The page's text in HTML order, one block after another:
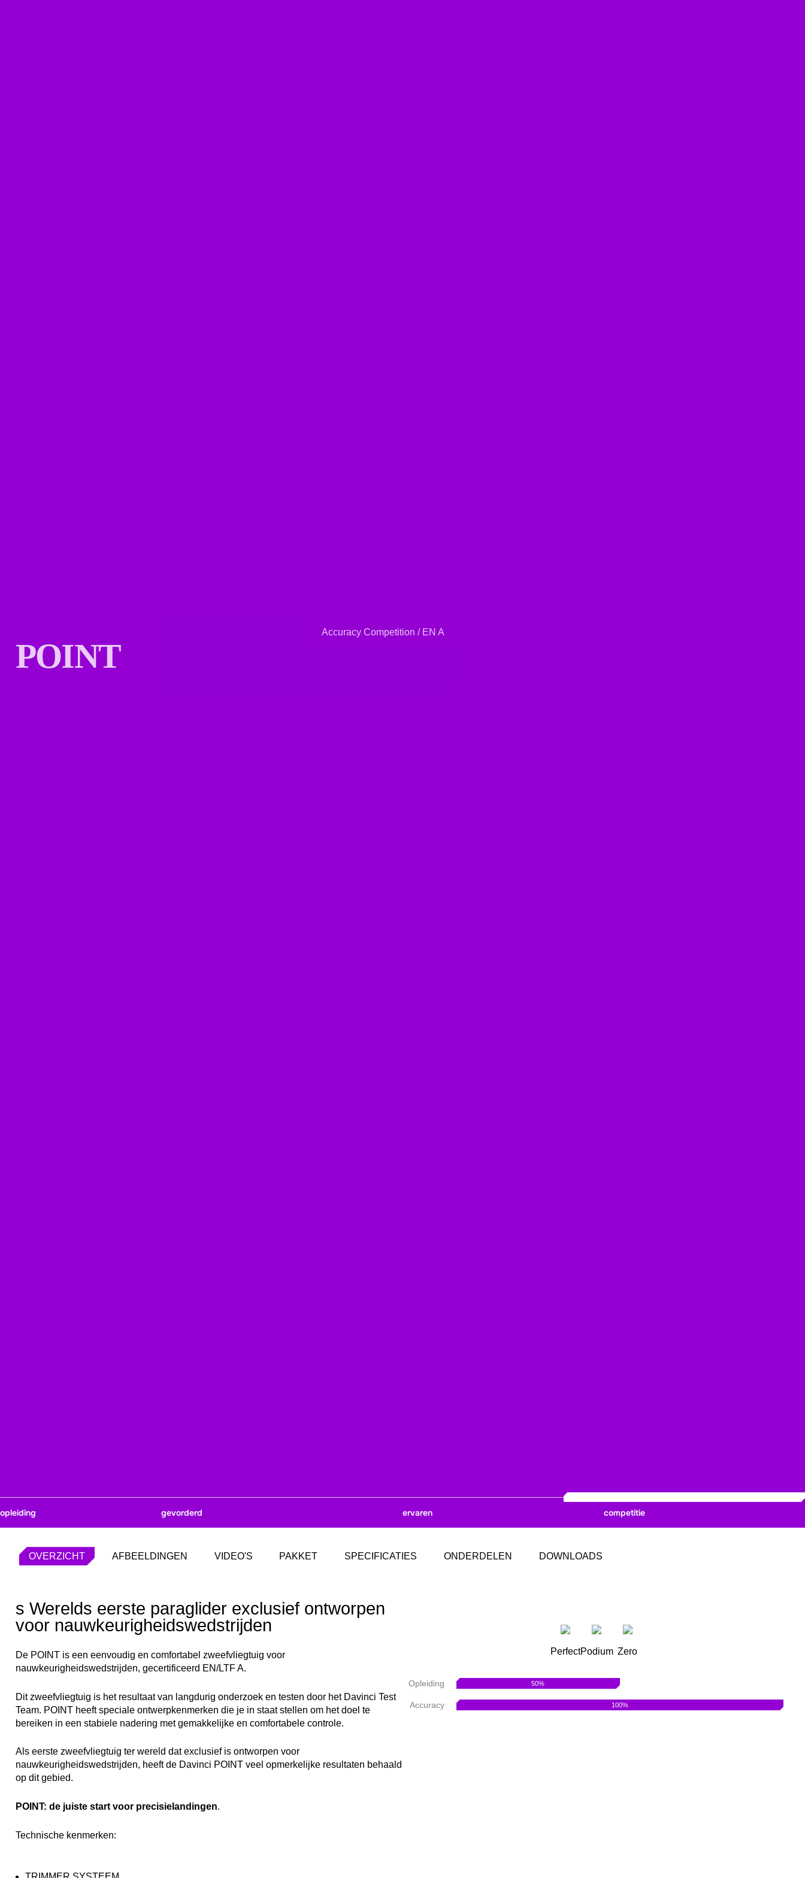
opleiding gevorderd ervaren competitie
Accuracy Competition / EN A
POINT
OVERZICHT AFBEELDINGEN VIDEO'S PAKKET SPECIFICATIES ONDERDELEN DOWNLOADS
s Werelds eerste paraglider exclusief ontworpen
voor nauwkeurigheidswedstrijden
De POINT is een eenvoudig en comfortabel zweefvliegtuig voor
nauwkeurigheidswedstrijden, gecertificeerd EN/LTF A.
Dit zweefvliegtuig is het resultaat van langdurig onderzoek en testen door het Davinci Test
Team. POINT heeft speciale ontwerpkenmerken die je in staat stellen om het doel te
bereiken in een stabiele nadering met gemakkelijke en comfortabele controle.
Als eerste zweefvliegtuig ter wereld dat exclusief is ontworpen voor
nauwkeurigheidswedstrijden, heeft de Davinci POINT veel opmerkelijke resultaten behaald
op dit gebied.
POINT: de juiste start voor precisielandingen.
Technische kenmerken:
PerfectPodium Zero
Opleiding 50%
Accuracy 100%